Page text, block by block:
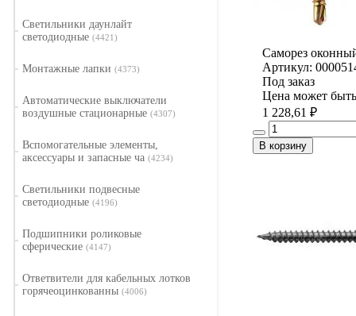
Светильники даунлайт
светодиодные (4421)
Монтажные лапки (4373)
Автоматические выключатели
воздушные стационарные (4307)
Вспомогательные элементы,
аксессуары и запасные ча (4234)
Светильники подвесные
светодиодные (4196)
Подшипники роликовые
сферические (4147)
Ответвители для кабельных лотков
горячеоцинкованны (4006)
Саморез
Артикул:
Под заказ
Цена может
1 228,61 ₽
В корзину